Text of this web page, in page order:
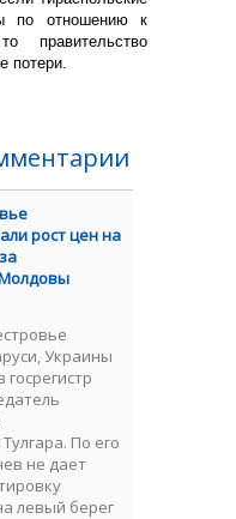
по отношению к
правительство
потери.
рост цен на
Украины
госрегистр
По его
не дает
левый берег